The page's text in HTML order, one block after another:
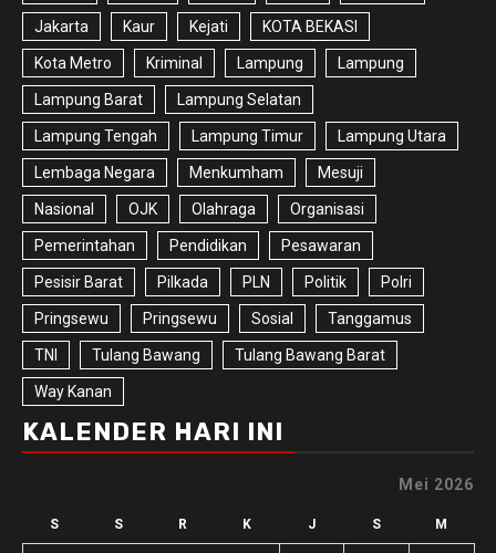
Jakarta Kaur Kejati KOTA BEKASI
Kota Metro Kriminal Lampung Lampung
Lampung Barat Lampung Selatan
Lampung Tengah Lampung Timur Lampung Utara
Lembaga Negara Menkumham Mesuji
Nasional OJK Olahraga Organisasi
Pemerintahan Pendidikan Pesawaran
Pesisir Barat Pilkada PLN Politik Polri
Pringsewu Pringsewu Sosial Tanggamus
TNI Tulang Bawang Tulang Bawang Barat
Way Kanan
KALENDER HARI INI
Mei 2026
S S R K J S M